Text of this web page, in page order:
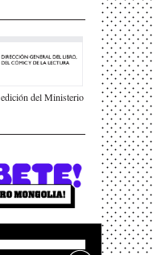
del Ministerio